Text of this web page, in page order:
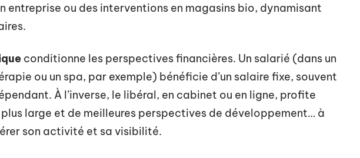
entreprise ou des interventions en magasins bio, dynamisant
conditionne les perspectives financières. Un salarié (dans un
ou un spa, par exemple) bénéficie d’un salaire fixe, souvent
À l’inverse, le libéral, en cabinet ou en ligne, profite
large et de meilleures perspectives de développement… à
son activité et sa visibilité.